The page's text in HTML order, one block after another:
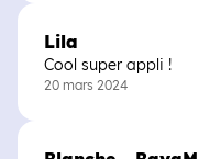
Lila
Cool super appli !
20 mars 2024